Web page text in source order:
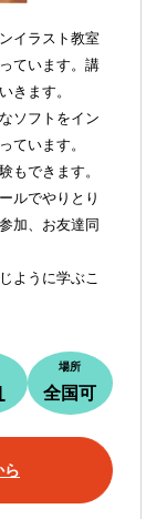
イラスト教室
ています。講
きます。
ソフトをイン
ています。
もできます。
ルでやりとり
加、お友達同
ように学ぶこ
場所
全国可
ら